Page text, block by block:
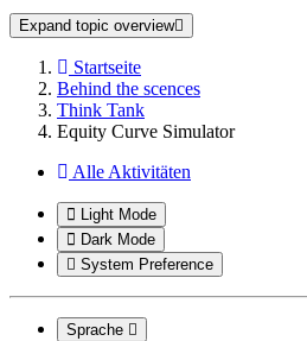
Expand topic overview
Startseite
Behind the scences
Think Tank
Equity Curve Simulator
Alle Aktivitäten
Light Mode
Dark Mode
System Preference
Sprache